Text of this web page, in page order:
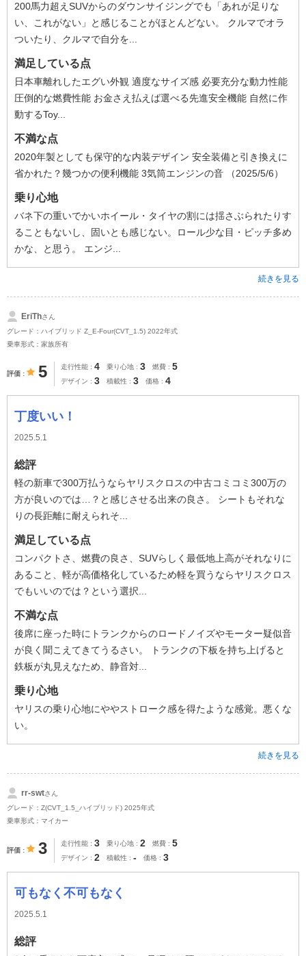
200馬力超えSUVからのダウンサイジングでも「あれが足りな
い、これがない」と感じることがほとんどない。 クルマでオラ
ついたり、クルマで自分を...
満足している点
日本車離れしたエグい外観 適度なサイズ感 必要充分な動力性能
圧倒的な燃費性能 お金さえ払えば選べる先進安全機能 自然に作
動するToy...
不満な点
2020年製としても保守的な内装デザイン 安全装備と引き換えに
省かれた？幾つかの便利機能 3気筒エンジンの音 （2025/5/6）
乗り心地
バネ下の重いでかいホイール・タイヤの割には揺さぶられたりす
ることもないし、固いとも感じない。ロール少な目・ピッチ多め
かな、と思う。 エンジ...
続きを見る
EriThさん
グレード：ハイブリッド Z_E-Four(CVT_1.5) 2022年式
乗車形式：家族所有
評価 5 走行性能 4 乗り心地 3 燃費 5
デザイン 3 積載性 3 価格 4
丁度いい！
2025.5.1
総評
軽の新車で300万払うならヤリスクロスの中古コミコミ300万の
方が良いのでは…？と感じさせる出来の良さ。 シートもそれな
りの長距離に耐えられそ...
満足している点
コンパクトさ、燃費の良さ、SUVらしく最低地上高がそれなりに
あること、軽が高価格化しているため軽を買うならヤリスクロス
でもいいのでは？という選択...
不満な点
後席に座った時にトランクからのロードノイズやモーター疑似音
が良く聞こえてきてうるさい。 トランクの下板を持ち上げると
鉄板が丸見えなため、静音対...
乗り心地
ヤリスの乗り心地にややストローク感を得たような感覚。悪くな
い。
続きを見る
rr-swtさん
グレード：Z(CVT_1.5_ハイブリッド) 2025年式
乗車形式：マイカー
評価 3 走行性能 3 乗り心地 2 燃費 5
デザイン 2 積載性 - 価格 3
可もなく不可もなく
2025.5.1
総評